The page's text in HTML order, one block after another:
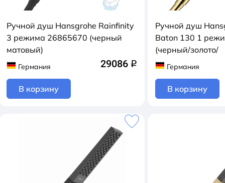
Ручной душ Hansgrohe Rainfinity
3 режима 26865670 (черный
матовый)
Германия 29086 q
В корзину
Ручной душ
Baton 130 1
(черный/золото/
Германия
В корзину